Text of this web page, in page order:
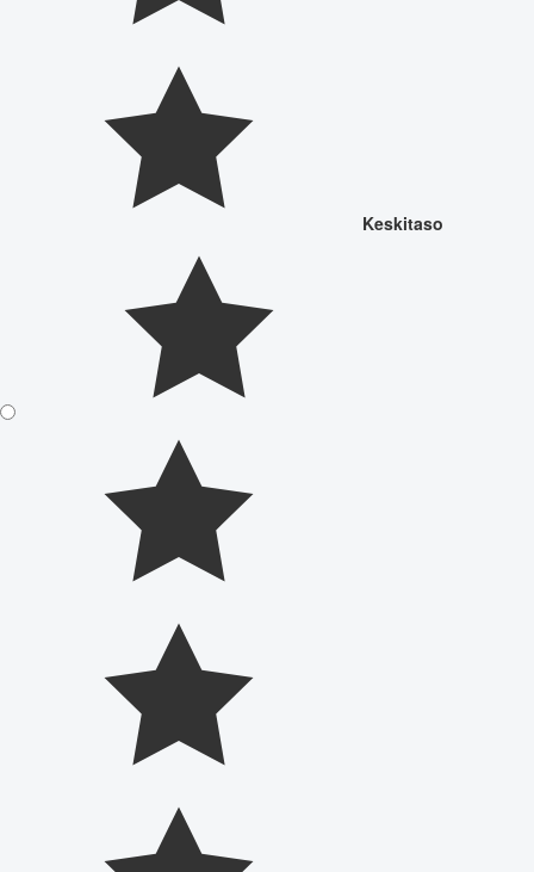
Keskitaso